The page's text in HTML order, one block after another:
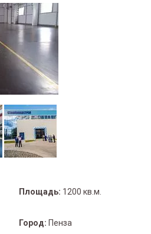
Площадь: 1200 кв.м.
Город: Пенза